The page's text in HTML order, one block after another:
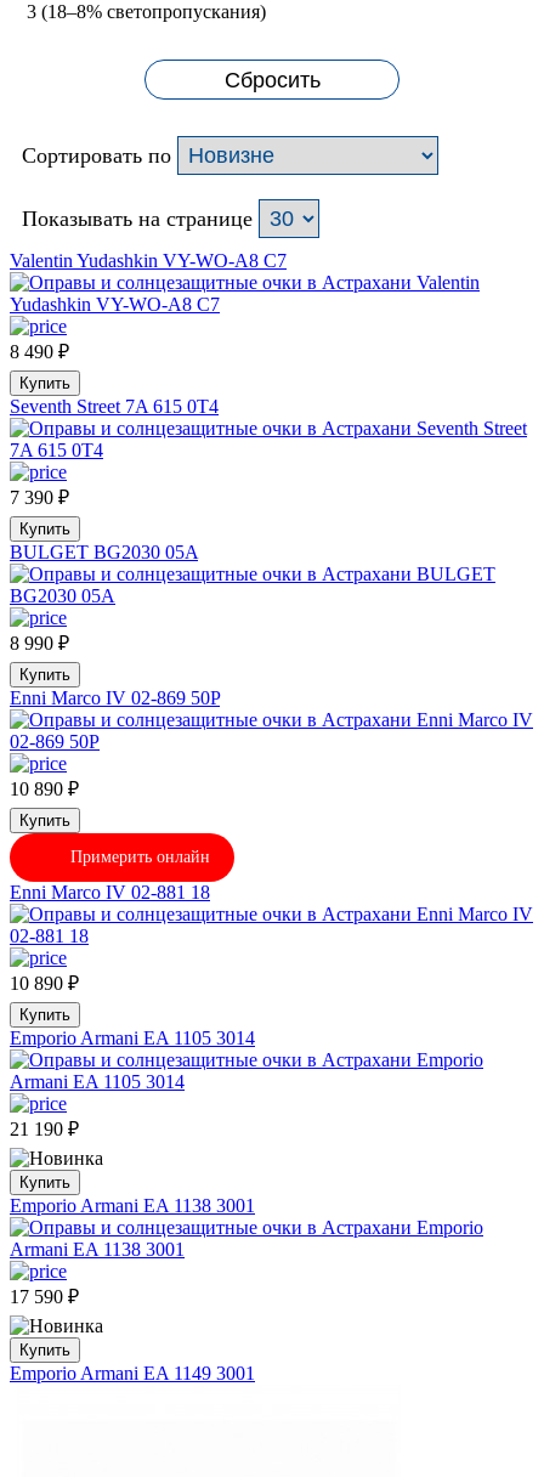
3 (18–8% светопропускания)
Сбросить
Сортировать по
Показывать на странице
Valentin Yudashkin VY-WO-A8 C7
8 490 ₽
Купить
Seventh Street 7A 615 0T4
7 390 ₽
Купить
BULGET BG2030 05A
8 990 ₽
Купить
Enni Marco IV 02-869 50P
10 890 ₽
Купить
Примерить онлайн
Enni Marco IV 02-881 18
10 890 ₽
Купить
Emporio Armani EA 1105 3014
21 190 ₽
Купить
Emporio Armani EA 1138 3001
17 590 ₽
Купить
Emporio Armani EA 1149 3001